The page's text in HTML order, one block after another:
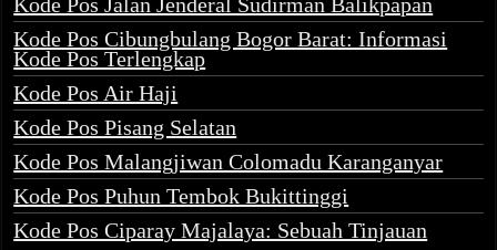
Kode Pos Cibungbulang Bogor Barat: Informasi
Kode Pos Terlengkap
Kode Pos Air Haji
Kode Pos Pisang Selatan
Kode Pos Malangjiwan Colomadu Karanganyar
Kode Pos Puhun Tembok Bukittinggi
Kode Pos Ciparay Majalaya: Sebuah Tinjauan